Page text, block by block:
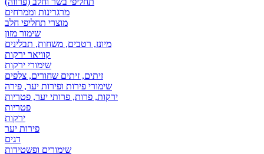
מרגרינות וממרחים
מוצרי תחליפי חלב
שימור מזון
מיונז, רטבים, משחות, תבלינים
קוויאר ירקות
שימורי ירקות
זיתים, זיתים שחורים, צלפים
שימורי פירות ופירות יער, פירה
ירקות, פרות, פרותי יער, פטריות
פטריות
ירקות
פירות יער
דגים
שימורים ופשטידות